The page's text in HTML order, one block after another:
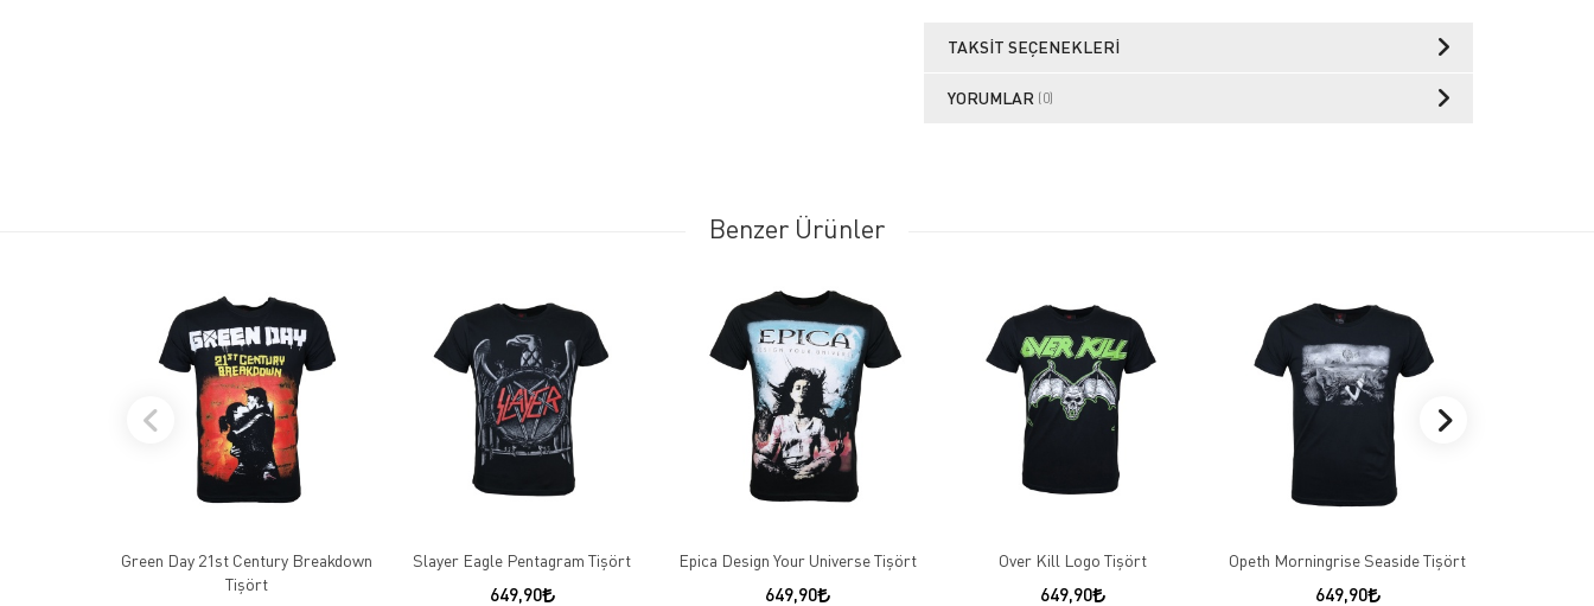
TAKSIT SEÇENEKLERI
YORUMLAR (0)
Benzer Ürünler
Green Day 21st Century Breakdown
Tişört
Slayer Eagle Pentagram Tişört
649,90
Epica Design Your Universe Tişört
649,90
Over Kill Logo Tişört
649,90
Opeth Morningrise Seaside Tişört
649,90